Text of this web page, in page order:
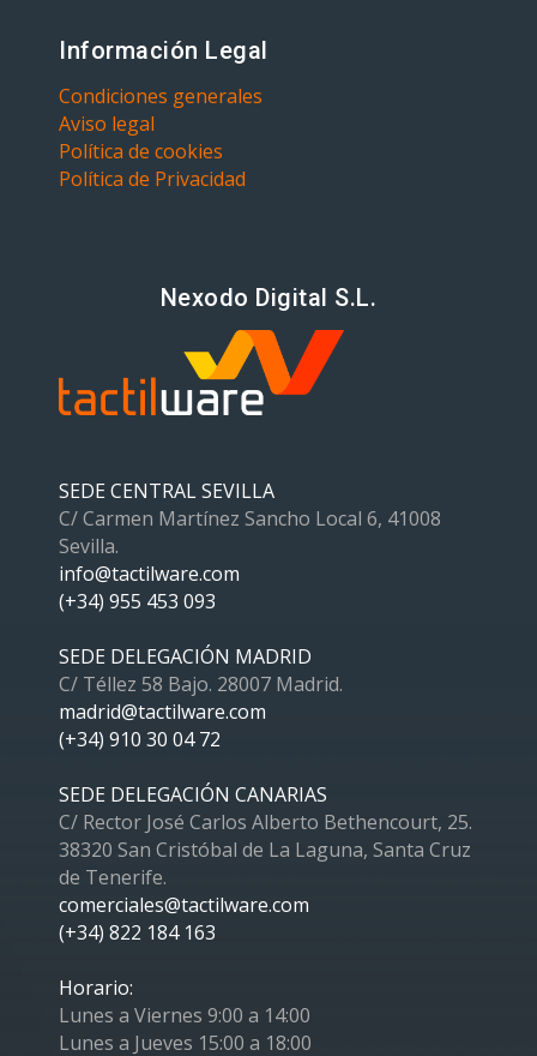
Información Legal
Condiciones generales
Aviso legal
Política de cookies
Política de Privacidad
Nexodo Digital S.L.
SEDE CENTRAL SEVILLA
C/ Carmen Martínez Sancho Local 6, 41008
Sevilla.
info@tactilware.com
(+34) 955 453 093
SEDE DELEGACIÓN MADRID
C/ Téllez 58 Bajo. 28007 Madrid.
madrid@tactilware.com
(+34) 910 30 04 72
SEDE DELEGACIÓN CANARIAS
C/ Rector José Carlos Alberto Bethencourt, 25.
38320 San Cristóbal de La Laguna, Santa Cruz
de Tenerife.
comerciales@tactilware.com
(+34) 822 184 163
Horario:
Lunes a Viernes 9:00 a 14:00
Lunes a Jueves 15:00 a 18:00